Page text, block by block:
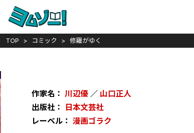
TOP コミック 修羅がゆく
作家名： 川辺優 ／ 山口正人
出版社：
日本文芸社
レーベル： 漫画ゴラク